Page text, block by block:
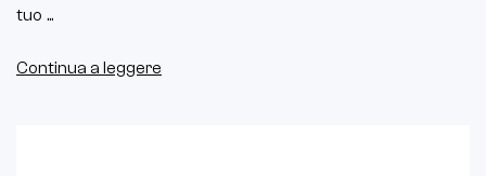
tuo ...
Continua a leggere